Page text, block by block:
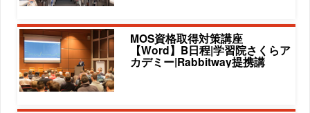
MOS資格取得対策講座
【Word】B日程|学習院さくらア
カデミー|Rabbitway提携講